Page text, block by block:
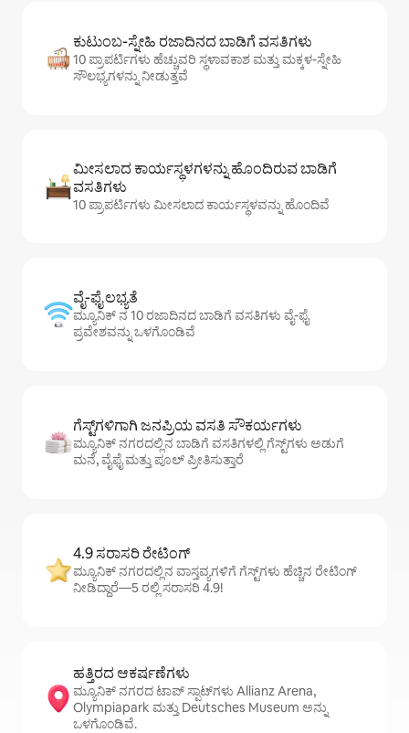
ಕುಟುಂಬ-ಸ್ನೇಹಿ ರಜಾದಿನದ ಬಾಡಿಗೆ ವಸತಿಗಳು
10 ಪ್ರಾಪರ್ಟಿಗಳು ಹೆಚ್ಚುವರಿ ಸ್ಥಳಾವಕಾಶ ಮತ್ತು ಮಕ್ಕಳ-ಸ್ನೇಹಿ
ಸೌಲಭ್ಯಗಳನ್ನು ನೀಡುತ್ತವೆ
ಮೀಸಲಾದ ಕಾರ್ಯಸ್ಥಳಗಳನ್ನು ಹೊಂದಿರುವ ಬಾಡಿಗೆ
ವಸತಿಗಳು
10 ಪ್ರಾಪರ್ಟಿಗಳು ಮೀಸಲಾದ ಕಾರ್ಯಸ್ಥಳವನ್ನು ಹೊಂದಿವೆ
ವೈ-ಫೈ ಲಭ್ಯತೆ
ಮ್ಯೂನಿಕ್ ನ 10 ರಜಾದಿನದ ಬಾಡಿಗೆ ವಸತಿಗಳು ವೈ-ಫೈ
ಪ್ರವೇಶವನ್ನು ಒಳಗೊಂಡಿವೆ
ಗೆಸ್ಟ್‌ಗಳಿಗಾಗಿ ಜನಪ್ರಿಯ ವಸತಿ ಸೌಕರ್ಯಗಳು
ಮ್ಯೂನಿಕ್ ನಗರದಲ್ಲಿನ ಬಾಡಿಗೆ ವಸತಿಗಳಲ್ಲಿ ಗೆಸ್ಟ್‌ಗಳು ಅಡುಗೆ
ಮನೆ, ವೈಫೈ ಮತ್ತು ಪೂಲ್ ಪ್ರೀತಿಸುತ್ತಾರೆ
4.9 ಸರಾಸರಿ ರೇಟಿಂಗ್
ಮ್ಯೂನಿಕ್ ನಗರದಲ್ಲಿನ ವಾಸ್ತವ್ಯಗಳಿಗೆ ಗೆಸ್ಟ್‌ಗಳು ಹೆಚ್ಚಿನ ರೇಟಿಂಗ್
ನೀಡಿದ್ದಾರೆ—5 ರಲ್ಲಿ ಸರಾಸರಿ 4.9!
ಹತ್ತಿರದ ಆಕರ್ಷಣೆಗಳು
ಮ್ಯೂನಿಕ್ ನಗರದ ಟಾಪ್ ಸ್ಪಾಟ್‌ಗಳು Allianz Arena,
Olympiapark ಮತ್ತು Deutsches Museum ಅನ್ನು
ಒಳಗೊಂಡಿವೆ.